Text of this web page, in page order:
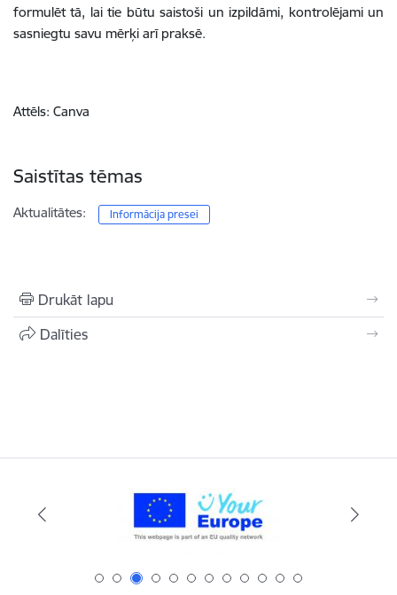
formulēt tā, lai tie būtu saistoši un izpildāmi, kontrolējami un
sasniegtu savu mērķi arī praksē.
Attēls: Canva
Saistītas tēmas
Aktualitātes: Informācija presei
Drukāt lapu
Dalīties